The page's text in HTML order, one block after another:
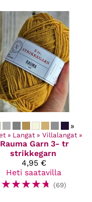
»
‪» Langat ‪» Villalangat ‪»
Rauma Garn 3- tr
strikkegarn
4,95 €
Heti saatavilla
☆☆☆☆☆ (69)